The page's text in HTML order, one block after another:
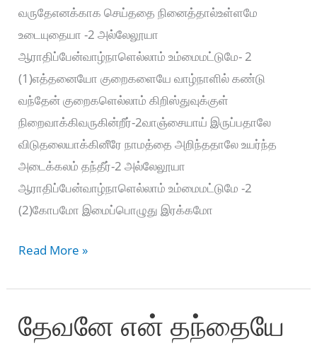
வருதேஎனக்காக செய்ததை நினைத்தால்உள்ளமே
உடையுதையா -2 அல்லேலூயா
ஆராதிப்பேன்வாழ்நாளெல்லாம் உம்மைமட்டுமே- 2
(1)எத்தனையோ குறைகளையே வாழ்நாளில் கண்டு
வந்தேன் குறைகளெல்லாம் கிறிஸ்துவுக்குள்
நிறைவாக்கிவருகின்றீர்-2வாஞ்சையாய் இருப்பதாலே
விடுதலையாக்கினீரே நாமத்தை அறிந்ததாலே உயர்ந்த
அடைக்கலம் தந்தீர்-2 அல்லேலூயா
ஆராதிப்பேன்வாழ்நாளெல்லாம் உம்மைமட்டுமே -2
(2)கோபமோ இமைப்பொழுது இரக்கமோ
Anbilum
Anbu
–
அன்பிலும்
Read More »
தேவனே என் தந்தையே